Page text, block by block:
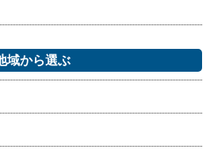
域から選ぶ